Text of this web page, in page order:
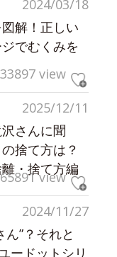
2024/03/18
解！正しい
でむくみを
view
2025/12/11
さんに聞
捨て方は？
・捨て方編
65891 view
2024/11/27
ん”？それと
ードットシリ